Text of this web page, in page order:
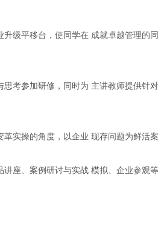
级平移台，使同学在 成就卓越管理的
考参加研修，同时为 主讲教师提供针
实操的角度，以企业 现存问题为鲜活
座、案例研讨与实战 模拟、企业参观